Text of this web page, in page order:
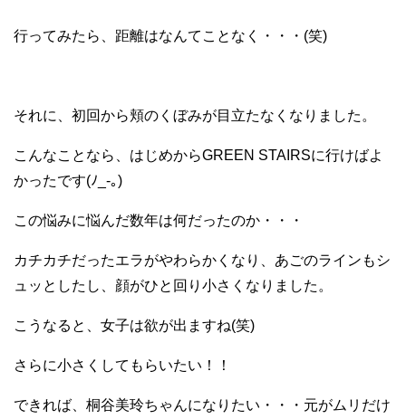
行ってみたら、距離はなんてことなく・・・(笑)
それに、初回から頬のくぼみが目立たなくなりました。
こんなことなら、はじめからGREEN STAIRSに行けばよ
かったです(ﾉ_-｡)
この悩みに悩んだ数年は何だったのか・・・
カチカチだったエラがやわらかくなり、あごのラインもシ
ュッとしたし、顔がひと回り小さくなりました。
こうなると、女子は欲が出ますね(笑)
さらに小さくしてもらいたい！！
できれば、桐谷美玲ちゃんになりたい・・・元がムリだけ